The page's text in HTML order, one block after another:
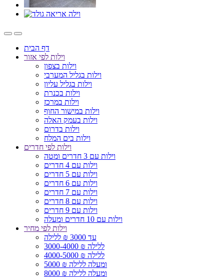
דף הבית
וילות לפי אזור
וילות בצפון
וילות בגליל המערבי
וילות בגליל עליון
וילות בכנרת
וילות במרכז
וילות במישור החוף
וילות בעמק האלה
וילות בדרום
וילות בים המלח
וילות לפי חדרים
וילות עם 3 חדרים ומטה
וילות עם 4 חדרים
וילות עם 5 חדרים
וילות עם 6 חדרים
וילות עם 7 חדרים
וילות עם 8 חדרים
וילות עם 9 חדרים
וילות עם 10 חדרים ומעלה
וילות לפי מחיר
עד 3000 ₪ ללילה
3000-4000 ₪ ללילה
4000-5000 ₪ ללילה
5000 ₪ ומעלה ללילה
8000 ₪ ומעלה ללילה